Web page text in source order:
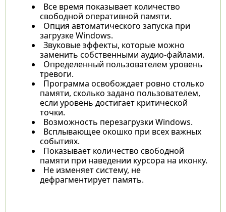
Все время показывает количество
свободной оперативной памяти.
Опция автоматического запуска при
загрузке Windows.
Звуковые эффекты, которые можно
заменить собственными аудио-файлами.
Определенный пользователем уровень
тревоги.
Программа освобождает ровно столько
памяти, сколько задано пользователем,
если уровень достигает критической
точки.
Возможность перезагрузки Windows.
Всплывающее окошко при всех важных
событиях.
Показывает количество свободной
памяти при наведении курсора на иконку.
Не изменяет систему, не
дефрагментирует память.